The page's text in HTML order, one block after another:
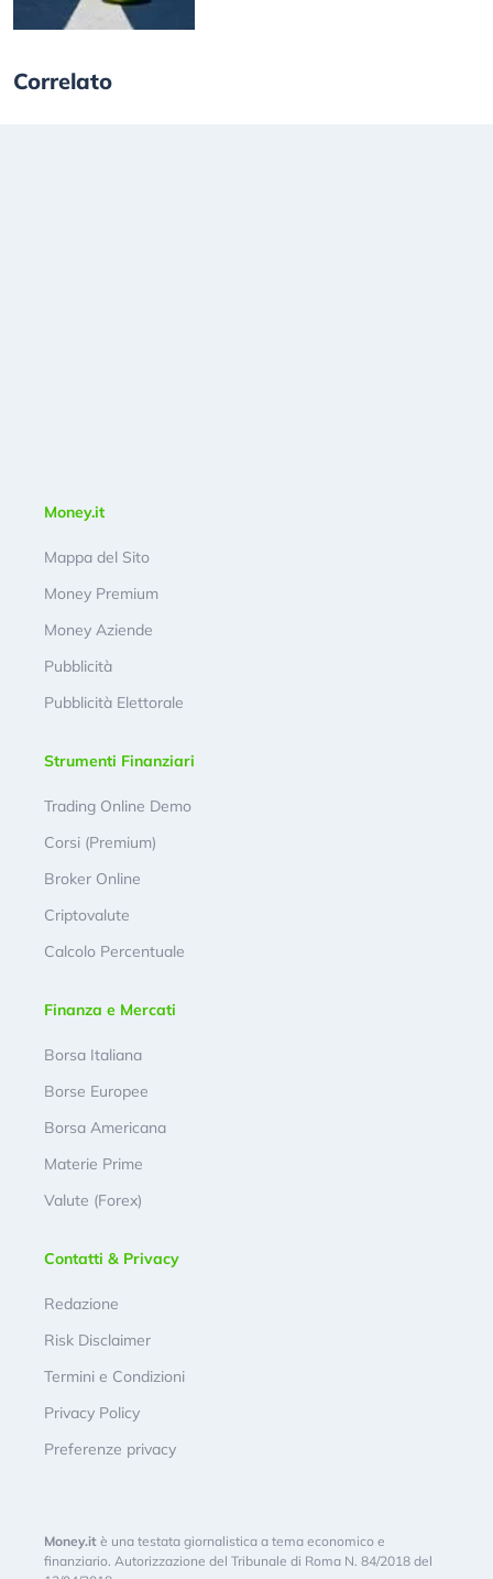
Correlato
Money.it
Mappa del Sito
Money Premium
Money Aziende
Pubblicità
Pubblicità Elettorale
Strumenti Finanziari
Trading Online Demo
Corsi (Premium)
Broker Online
Criptovalute
Calcolo Percentuale
Finanza e Mercati
Borsa Italiana
Borse Europee
Borsa Americana
Materie Prime
Valute (Forex)
Contatti & Privacy
Redazione
Risk Disclaimer
Termini e Condizioni
Privacy Policy
Preferenze privacy
Money.it è una testata giornalistica a tema economico e
finanziario. Autorizzazione del Tribunale di Roma N. 84/2018 del